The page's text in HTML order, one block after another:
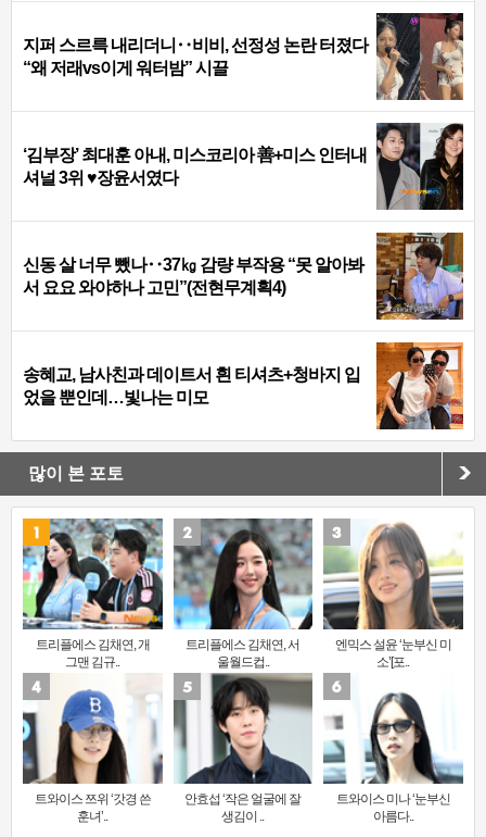
지퍼 스르륵 내리더니‥비비, 선정성 논란 터졌다
“왜 저래vs이게 워터밤” 시끌
‘김부장’ 최대훈 아내, 미스코리아 善+미스 인터내
셔널 3위 ♥장윤서였다
신동 살 너무 뺐나‥37㎏ 감량 부작용 “못 알아봐
서 요요 와야하나 고민”(전현무계획4)
송혜교, 남사친과 데이트서 흰 티셔츠+청바지 입
었을 뿐인데…빛나는 미모
많이 본 포토
트리플에스 김채연, 개
그맨 김규..
트리플에스 김채연, 서
울월드컵..
엔믹스 설윤 ‘눈부신 미
소’[포..
트와이스 쯔위 ‘갓경 쓴
훈녀’..
안효섭 ‘작은 얼굴에 잘
생김이 ..
트와이스 미나 ‘눈부신
아름다..